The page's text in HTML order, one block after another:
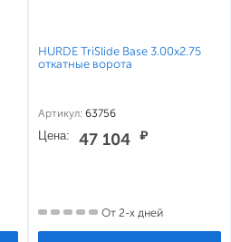
HURDE TriSlide Base 3.00x2.75
откатные ворота
Артикул: 63756
Цена: 47 104 ₽
От 2-х дней